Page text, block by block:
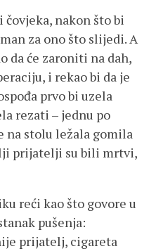
nakon što bi
za ono što slijedi. A
da će zaroniti na dah,
i rekao bi da je
prvo bi uzela
rezati – jednu po
na stolu ležala gomila
prijatelji su bili mrtvi,
reći kao što govore u
pušenja:
prijatelj, cigareta